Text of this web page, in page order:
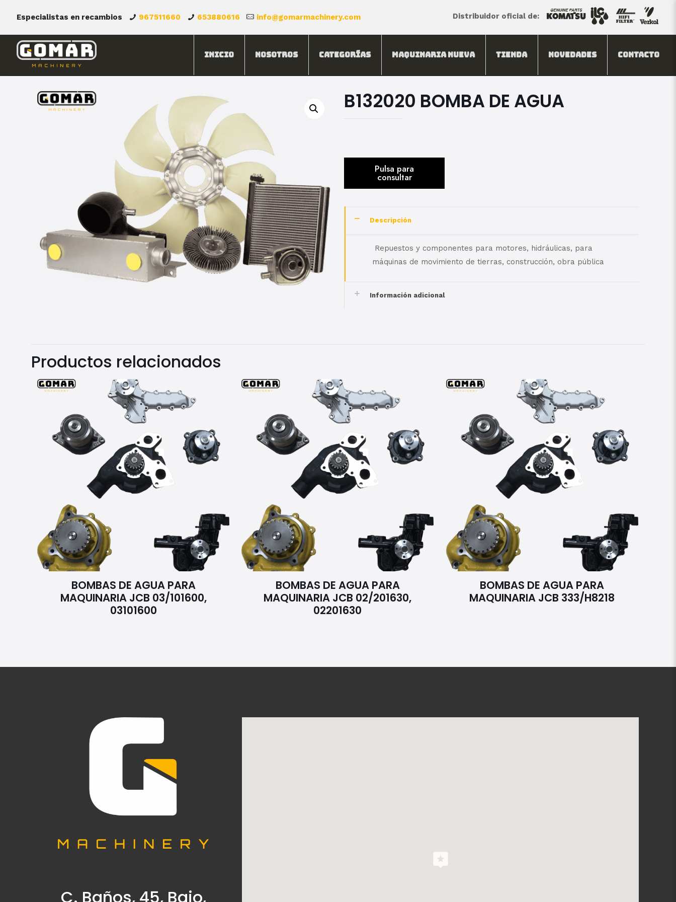
Especialistas en recambios 967511660 653880616 info@gomarmachinery.com Distribuidor oficial de:
Inicio Nosotros Categorías Maquinaria Nueva Tienda Novedades Contacto
B132020 BOMBA DE AGUA
Descripción
Repuestos y componentes para motores, hidráulicas, para
máquinas de movimiento de tierras, construcción, obra pública
Información adicional
Productos relacionados
BOMBAS DE AGUA PARA
MAQUINARIA JCB 03/101600,
03101600
BOMBAS DE AGUA PARA
MAQUINARIA JCB 02/201630,
02201630
BOMBAS DE AGUA PARA
MAQUINARIA JCB 333/H8218
C. Baños, 45, Bajo,